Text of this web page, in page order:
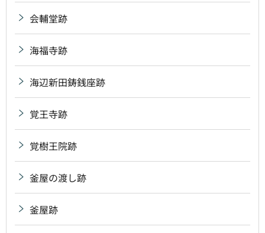
会輔堂跡
海福寺跡
海辺新田鋳銭座跡
覚王寺跡
覚樹王院跡
釜屋の渡し跡
釜屋跡